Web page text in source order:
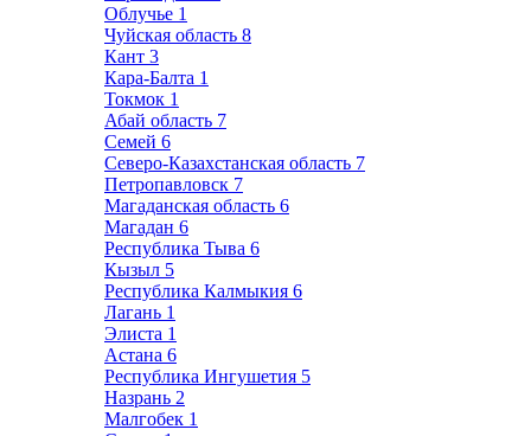
Облучье 1
Чуйская область 8
Кант 3
Кара-Балта 1
Токмок 1
Абай область 7
Семей 6
Северо-Казахстанская область 7
Петропавловск 7
Магаданская область 6
Магадан 6
Республика Тыва 6
Кызыл 5
Республика Калмыкия 6
Лагань 1
Элиста 1
Астана 6
Республика Ингушетия 5
Назрань 2
Малгобек 1